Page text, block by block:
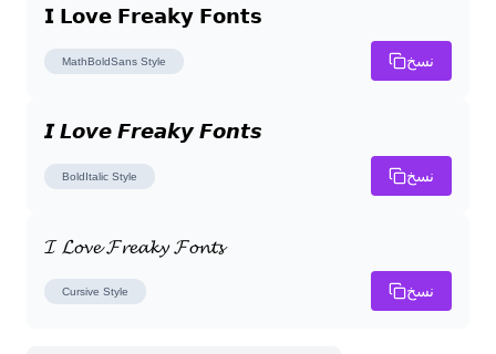
𝗜 𝗟𝗼𝘃𝗲 𝗙𝗿𝗲𝗮𝗸𝘆 𝗙𝗼𝗻𝘁𝘀
MathBoldSans Style نسخ
𝙄 𝙇𝙤𝙫𝙚 𝙁𝙧𝙚𝙖𝙠𝙮 𝙁𝙤𝙣𝙩𝙨
BoldItalic Style نسخ
𝓘 𝓛𝓸𝓿𝓮 𝓕𝓻𝓮𝓪𝓴𝔂 𝓕𝓸𝓷𝓽𝓼
Cursive Style نسخ